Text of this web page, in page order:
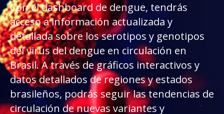
Con el dashboard de dengue, tendrás
acceso a información actualizada y
detallada sobre los serotipos y genotipos
del virus del dengue en circulación en
Brasil. A través de gráficos interactivos y
datos detallados de regiones y estados
brasileños, podrás seguir las tendencias de
circulación de nuevas variantes y